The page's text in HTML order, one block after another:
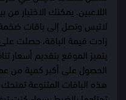
لاتيس وتصل إلى باقات
زادت قيمة الباقة، حصلت
يتميز الموقع بتقديم
الحصول على أكبر كمية من
هذه الباقات المتنوعة